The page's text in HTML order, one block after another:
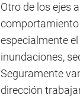
Otro de los ejes
comportamiento
especialmente
inundaciones,
Seguramente
dirección